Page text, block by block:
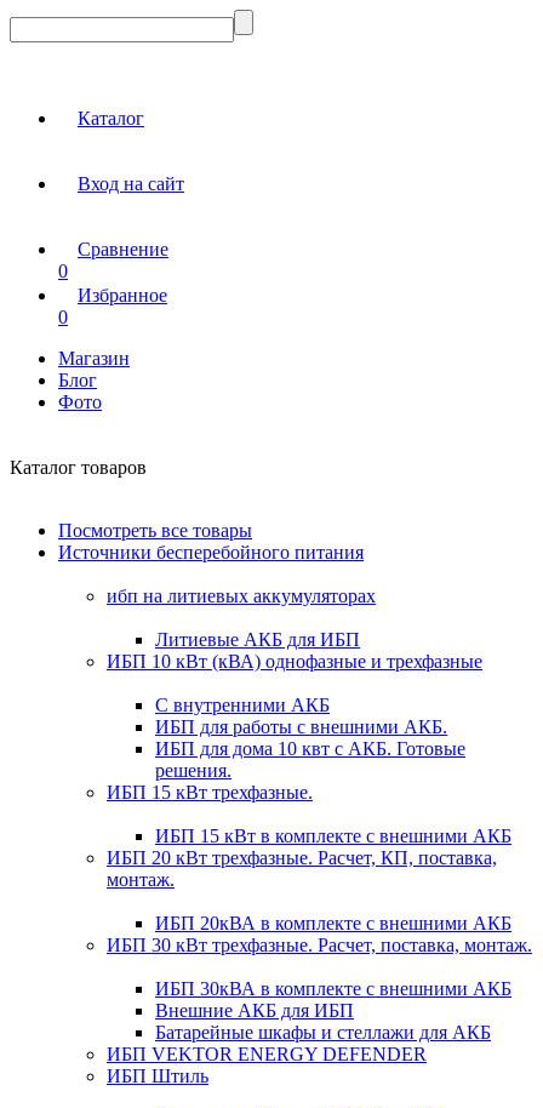
Каталог
Вход на сайт
Сравнение
0
Избранное
0
Магазин
Блог
Фото
Каталог товаров
Посмотреть все товары
Источники бесперебойного питания
ибп на литиевых аккумуляторах
Литиевые АКБ для ИБП
ИБП 10 кВт (кВА) однофазные и трехфазные
С внутренними АКБ
ИБП для работы с внешними АКБ.
ИБП для дома 10 квт с АКБ. Готовые
решения.
ИБП 15 кВт трехфазные.
ИБП 15 кВт в комплекте с внешними АКБ
ИБП 20 кВт трехфазные. Расчет, КП, поставка,
монтаж.
ИБП 20кВА в комплекте с внешними АКБ
ИБП 30 кВт трехфазные. Расчет, поставка, монтаж.
ИБП 30кВА в комплекте с внешними АКБ
Внешние АКБ для ИБП
Батарейные шкафы и стеллажи для АКБ
ИБП VEKTOR ENERGY DEFENDER
ИБП Штиль